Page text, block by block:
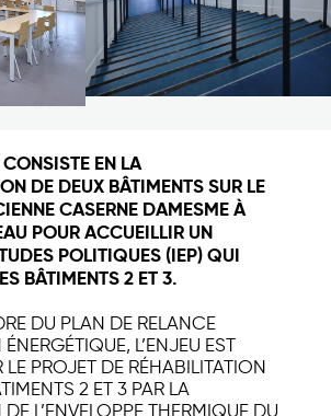
CONSISTE EN LA
DE DEUX BÂTIMENTS SUR LE
CASERNE DAMESME À
POUR ACCUEILLIR UN
POLITIQUES (IEP) QUI
BÂTIMENTS 2 ET 3.
DU PLAN DE RELANCE
L’ENJEU EST
LE PROJET DE RÉHABILITATION
2 ET 3 PAR LA
L’ENVELOPPE THERMIQUE DU